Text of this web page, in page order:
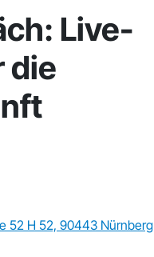
Live-
die
52 H 52, 90443 Nürnberg